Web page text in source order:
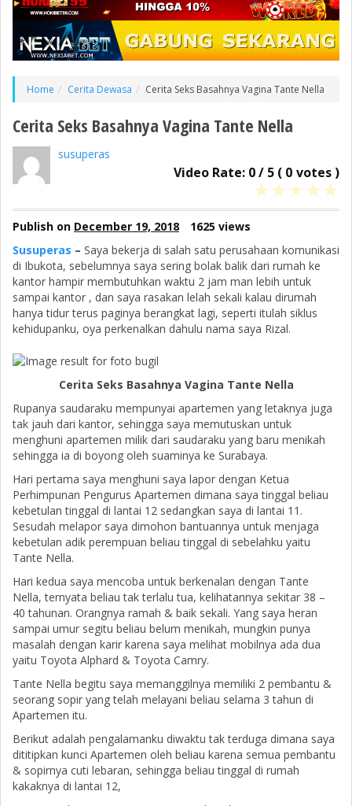
Home Cerita Dewasa Cerita Seks Basahnya Vagina Tante Nella
Cerita Seks Basahnya Vagina Tante Nella
susuperas
Video Rate: 0/ 5 ( 0 votes )
★★★★★
Publish on December 19, 2018
1625 views
Susuperas – Saya bekerja di salah satu perusahaan komunikasi
di Ibukota, sebelumnya saya sering bolak balik dari rumah ke
kantor hampir membutuhkan waktu 2 jam man lebih untuk
sampai kantor , dan saya rasakan lelah sekali kalau dirumah
hanya tidur terus paginya berangkat lagi, seperti itulah siklus
kehidupanku, oya perkenalkan dahulu nama saya Rizal.
Cerita Seks Basahnya Vagina Tante Nella
Rupanya saudaraku mempunyai apartemen yang letaknya juga
tak jauh dari kantor, sehingga saya memutuskan untuk
menghuni apartemen milik dari saudaraku yang baru menikah
sehingga ia di boyong oleh suaminya ke Surabaya.
Hari pertama saya menghuni saya lapor dengan Ketua
Perhimpunan Pengurus Apartemen dimana saya tinggal beliau
kebetulan tinggal di lantai 12 sedangkan saya di lantai 11.
Sesudah melapor saya dimohon bantuannya untuk menjaga
kebetulan adik perempuan beliau tinggal di sebelahku yaitu
Tante Nella.
Hari kedua saya mencoba untuk berkenalan dengan Tante
Nella, ternyata beliau tak terlalu tua, kelihatannya sekitar 38 –
40 tahunan. Orangnya ramah & baik sekali. Yang saya heran
sampai umur segitu beliau belum menikah, mungkin punya
masalah dengan karir karena saya melihat mobilnya ada dua
yaitu Toyota Alphard & Toyota Camry.
Tante Nella begitu saya memanggilnya memiliki 2 pembantu &
seorang sopir yang telah melayani beliau selama 3 tahun di
Apartemen itu.
Berikut adalah pengalamanku diwaktu tak terduga dimana saya
dititipkan kunci Apartemen oleh beliau karena semua pembantu
& sopirnya cuti lebaran, sehingga beliau tinggal di rumah
kakaknya di lantai 12,